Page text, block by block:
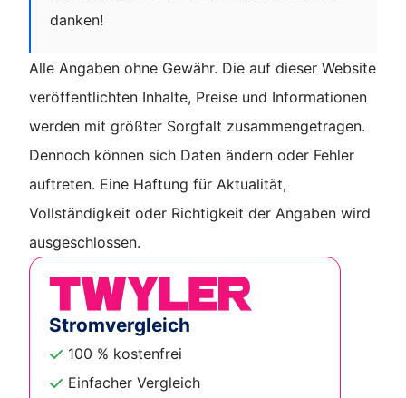
danken!
Alle Angaben ohne Gewähr. Die auf dieser Website
veröffentlichten Inhalte, Preise und Informationen
werden mit größter Sorgfalt zusammengetragen.
Dennoch können sich Daten ändern oder Fehler
auftreten. Eine Haftung für Aktualität,
Vollständigkeit oder Richtigkeit der Angaben wird
ausgeschlossen.
Stromvergleich
100 % kostenfrei
Einfacher Vergleich